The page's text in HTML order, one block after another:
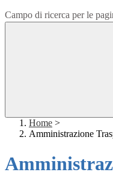
Campo di ricerca per le
Home >
Amministrazione